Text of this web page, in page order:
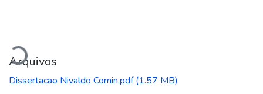
Carregando...
Arquivos
Dissertacao Nivaldo Comin.pdf(1.57 MB)